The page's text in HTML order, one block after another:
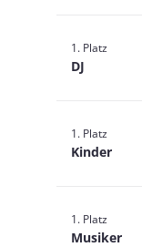
1. Platz
DJ
1. Platz
Kinder
1. Platz
Musiker